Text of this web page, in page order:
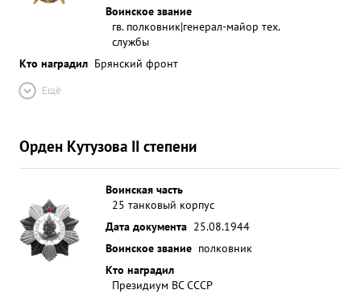
4, станковых пулеметовбронепоезд - 1, 168,
крупно берных пулеметов - 6, ручных пулеметов -
67, 114, уничтожено самоходных орудий - 29,
выведена минометов из строя ж.д. км. в боевой
обстановке Полковник ВОРОНЧЕНКО проявил
Воинское звание
гв. полковник|генерал-майор тех.
службы
Кто наградил Брянский фронт
Ещё
Орден Кутузова II степени
Воинская часть
25 танковый корпус
Дата документа 25.08.1944
Воинское звание полковник
Кто наградил
Президиум ВС СССР